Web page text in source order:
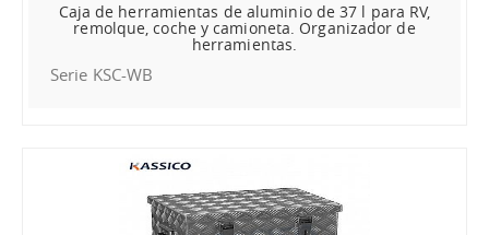
Caja de herramientas de aluminio de 37 l para RV,
remolque, coche y camioneta. Organizador de
herramientas.
Serie KSC-WB